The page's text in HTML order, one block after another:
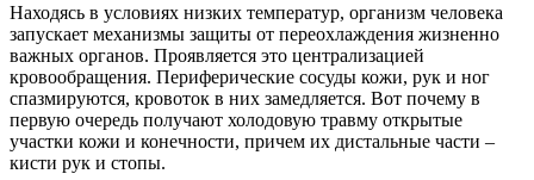
Находясь в условиях низких температур, организм человека
запускает механизмы защиты от переохлаждения жизненно
важных органов. Проявляется это централизацией
кровообращения. Периферические сосуды кожи, рук и ног
спазмируются, кровоток в них замедляется. Вот почему в
первую очередь получают холодовую травму открытые
участки кожи и конечности, причем их дистальные части –
кисти рук и стопы.